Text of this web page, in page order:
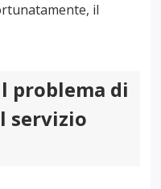
il
problema di
servizio